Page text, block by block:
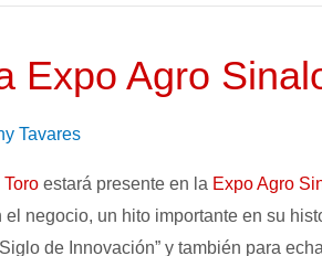
Expo Agro
Tavares
Toro estará presente en la Expo Agro
negocio, un hito importante en su
de Innovación” y también para